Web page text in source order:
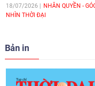
18/07/2026
NHÂN QUYỀN -
NHÌN THỜI ĐẠI
Bản in